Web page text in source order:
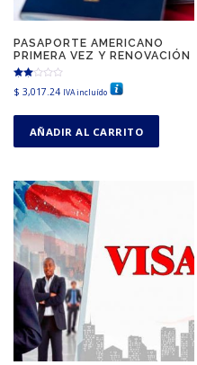
PASAPORTE AMERICANO
PRIMERA VEZ Y RENOVACIÓN
ado
$ 3,017.24 IVA incluído
AÑADIR AL CARRITO